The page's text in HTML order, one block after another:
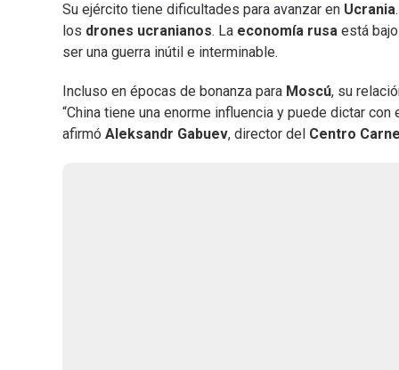
Su ejército tiene dificultades para avanzar en Ucrania
los drones ucranianos. La economía rusa está
ser una guerra inútil e interminable.
Incluso en épocas de bonanza para Moscú, su
“China tiene una enorme influencia y puede dictar
afirmó Aleksandr Gabuev, director del Centro